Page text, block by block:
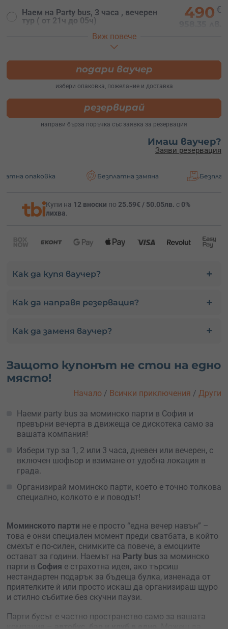
Наем на Party bus, 3 часа , вечерен
тур ( от 21ч до 05ч)
490 €
Наем на Party bus, 1 час , дневен
Наем на Party bus, 2 часа , дневен
тур ( от 08ч до 20ч)
Виж повече
подари ваучер
избери опаковка, пожелание и доставка
резервирай
направи бърза поръчка със заявка за резервация
Имаш ваучер?
Заяви резервация
Безплатна замяна Безплатна
Купи на 12 вноски по 25.59€ / 50.05лв. с 0%
лихва.
Как да купя ваучер?
Как да направя резервация?
Как да заменя ваучер?
Защото купонът не стои на едно
място!
Начало / Всички приключения / Други
Наеми party bus за моминско парти в София и
превърни вечерта в движеща се дискотека само за
вашата компания!
Избери тур за 1, 2 или 3 часа, дневен или вечерен, с
включен шофьор и взимане от удобна локация в
града.
Организирай моминско парти, което е точно толкова
специално, колкото е и поводът!
Моминското парти не е просто “една вечер навън” –
това е онзи специален момент преди сватбата, в който
смехът е по-силен, снимките са повече, а емоциите
остават за години. Наемът на Party bus за моминско
парти в София е страхотна идея, ако търсиш
нестандартен подарък за бъдеща булка, изненада от
приятелките ѝ или просто искаш да организираш щуро
и стилно събитие без скучни паузи.
Парти бусът е частно пространство само за вашата